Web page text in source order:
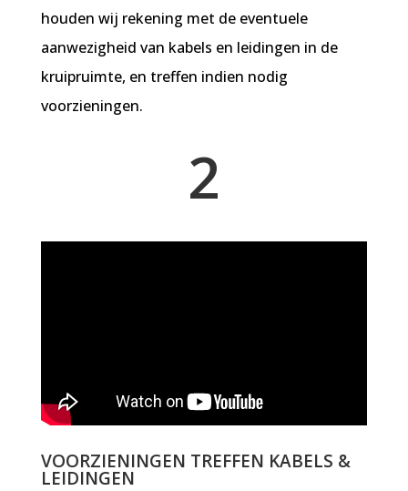
houden wij rekening met de eventuele
aanwezigheid van kabels en leidingen in de
kruipruimte, en treffen indien nodig
voorzieningen.
2
VOORZIENINGEN TREFFEN KABELS &
LEIDINGEN